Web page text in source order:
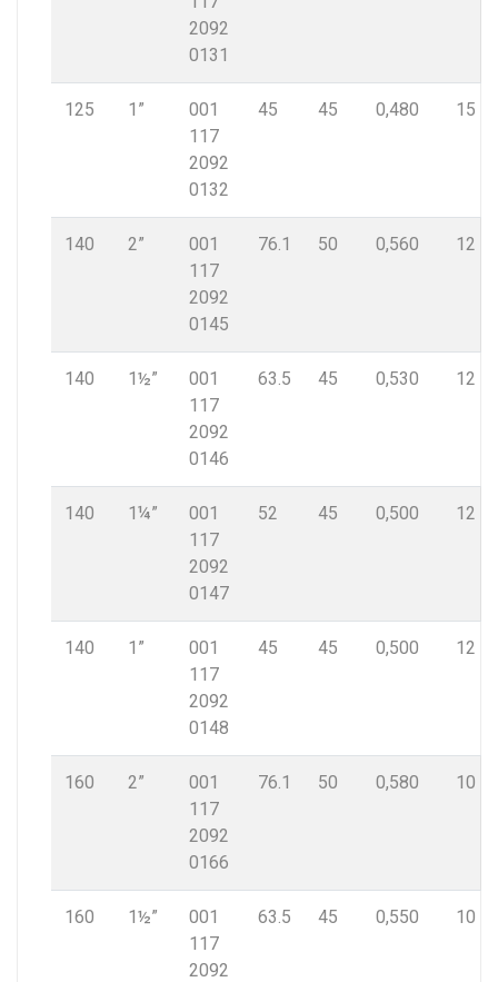
2092
0131
125 1”
001
117
2092
0132
45 45 0,480 15
140 2”
001
117
2092
0145
76.1 50 0,560 12
140 1½”
001
117
2092
0146
63.5 45 0,530 12
140 1¼”
001
117
2092
0147
52 45 0,500 12
140 1”
001
117
2092
0148
45 45 0,500 12
160 2”
001
117
2092
0166
76.1 50 0,580 10
160 1½”
001
117
2092
63.5 45 0,550 10